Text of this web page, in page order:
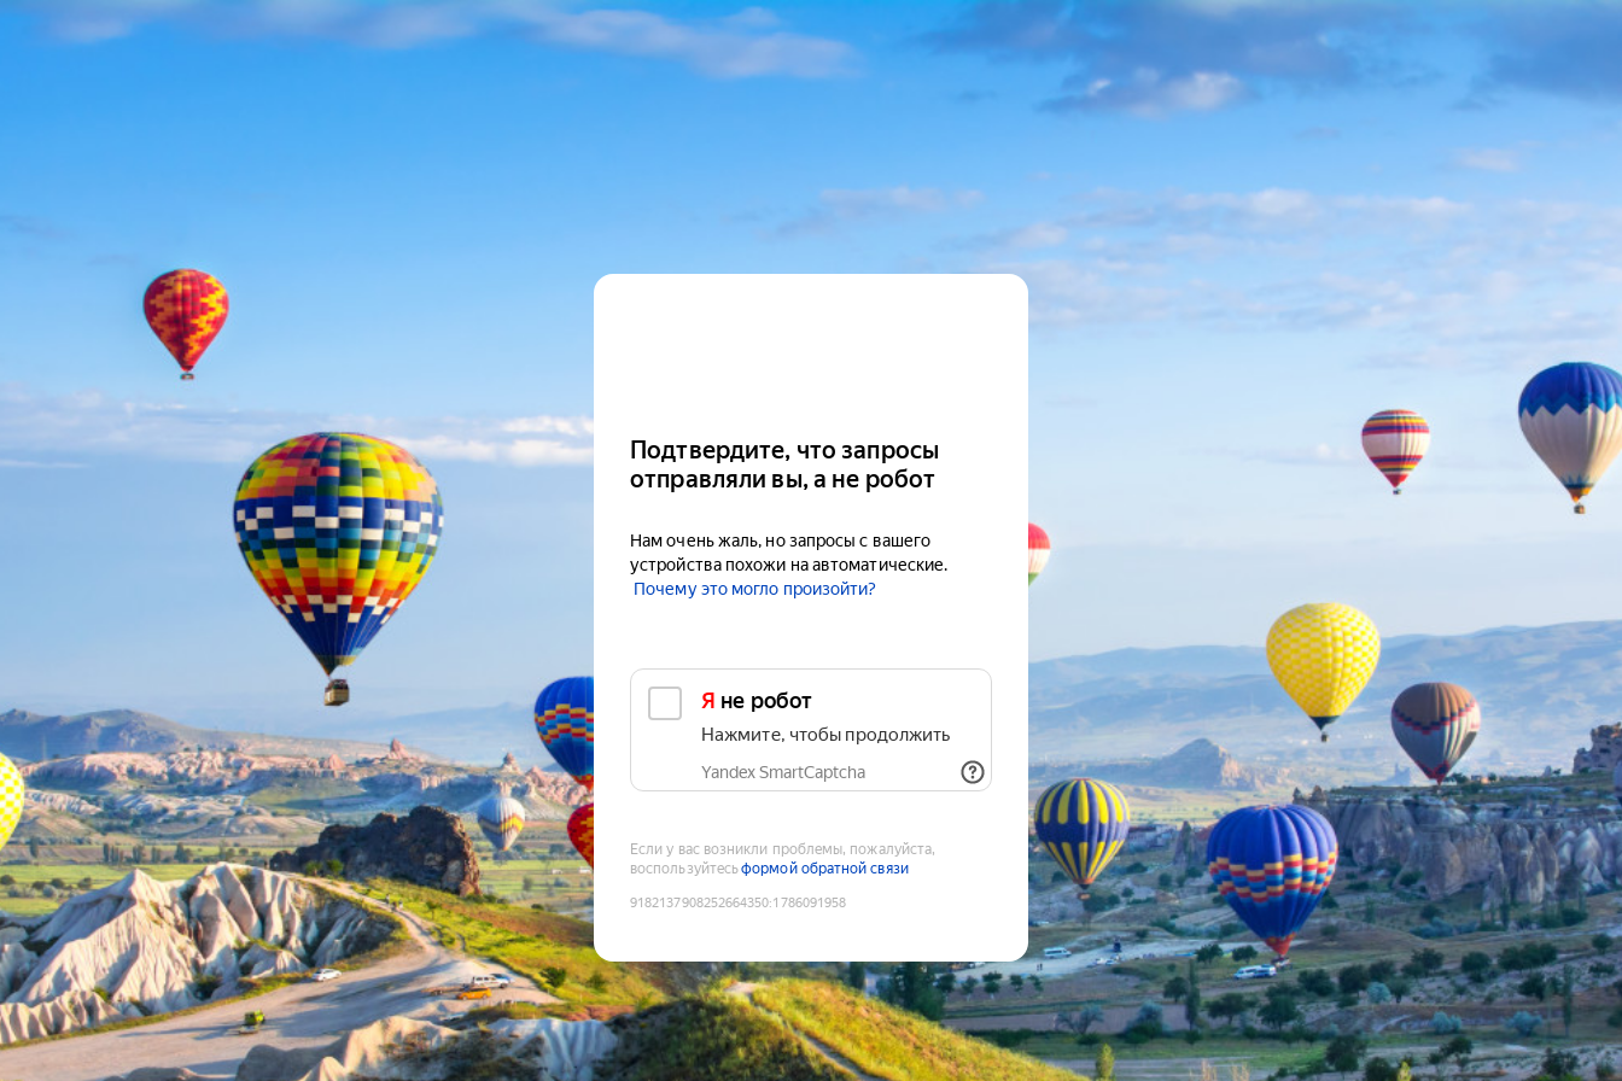
Подтвердите, что запросы
отправляли вы, а не робот
Нам очень жаль, но запросы с вашего
устройства похожи на автоматические.
Почему это могло произойти?
Я не робот
Нажмите, чтобы продолжить
Yandex SmartCaptcha
Если у вас возникли проблемы, пожалуйста,
воспользуйтесьформой обратной связи
9182137908252664350:1786091958